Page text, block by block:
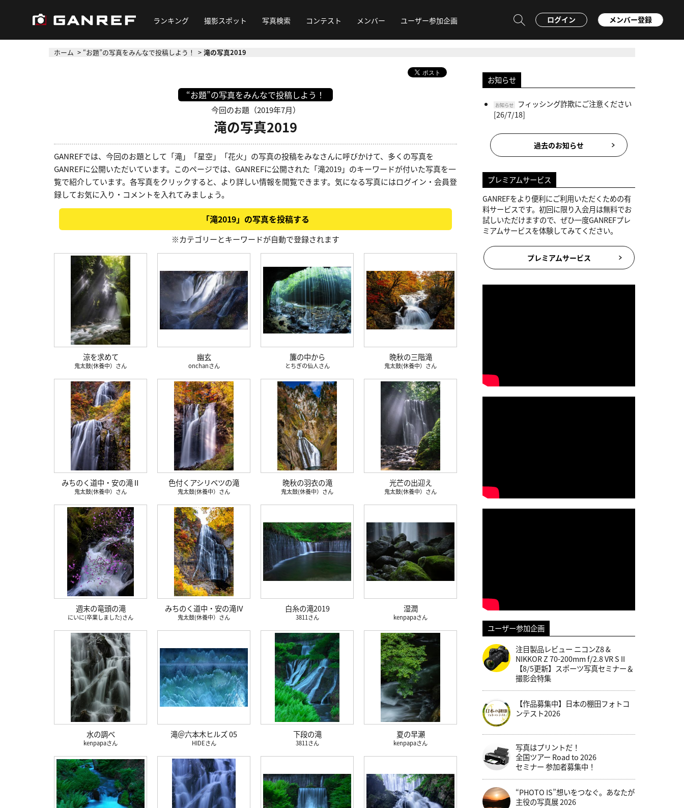
ランキング 撮影スポット 写真検索 コンテスト メンバー ユーザー参加企画 ログイン メンバー登録
ホーム “お題”の写真をみんなで投稿しよう！ 滝の写真2019
“お題”の写真をみんなで投稿しよう！
今回のお題（2019年7月）
滝の写真2019
GANREFでは、今回のお題として「滝」「星空」「花火」の写真の投稿をみなさんに呼びかけて、多くの写真を
GANREFに公開いただいています。このページでは、GANREFに公開された「滝2019」のキーワードが付いた写真を一
覧で紹介しています。各写真をクリックすると、より詳しい情報を閲覧できます。気になる写真にはログイン・会員登
録してお気に入り・コメントを入れてみましょう。
「滝2019」の写真を投稿する
※カテゴリーとキーワードが自動で登録されます
涼を求めて
鬼太鼓(休養中）
幽玄
onchan
簾の中から
とちぎの仙人
晩秋の三階滝
鬼太鼓(休養中）
みちのく道中・安の滝Ⅱ
鬼太鼓(休養中）
色付くアシリベツの滝
鬼太鼓(休養中）
晩秋の羽衣の滝
鬼太鼓(休養中）
光芒の出迎え
鬼太鼓(休養中）
週末の竜頭の滝
にいに(卒業しました)
みちのく道中・安の滝Ⅳ
鬼太鼓(休養中）
白糸の滝2019
3811
湿潤
kenpapa
水の調べ
kenpapa
滝＠六本木ヒルズ 05
HIDE
下段の滝
3811
夏の早瀬
kenpapa
お知らせ
お知らせ
フィッシング詐欺にご注意ください
[26/7/18]
過去のお知らせ
プレミアムサービス
GANREFをより便利にご利用いただくための有
料サービスです。初回に限り入会月は無料でお
試しいただけますので、ぜひ一度GANREFプレ
ミアムサービスを体験してみてください。
プレミアムサービス
ユーザー参加企画
注目製品レビュー ニコンZ8 &
NIKKOR Z 70-200mm f/2.8 VR S II
【8/5更新】スポーツ写真セミナー＆
撮影会特集
【作品募集中】日本の棚田フォトコ
ンテスト2026
写真はプリントだ！
全国ツアー Road to 2026
セミナー 参加者募集中！
“PHOTO IS”想いをつなぐ。あなたが
主役の写真展 2026